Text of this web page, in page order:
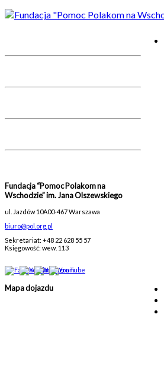
Fundacja “Pomoc Polakom na
Wschodzie” im. Jana Olszewskiego
ul. Jazdów 10A00-467 Warszawa
biuro@pol.org.pl
Sekretariat: +48 22 628 55 57
Księgowość: wew. 113
Mapa dojazdu